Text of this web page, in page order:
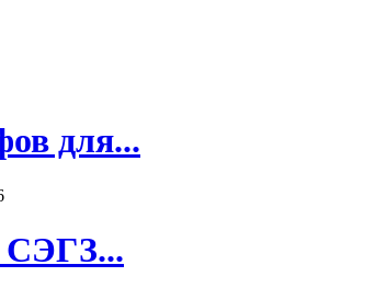
для...
СЭГЗ...